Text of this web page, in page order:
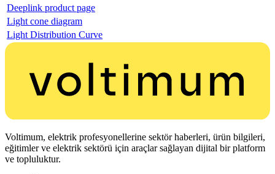
Deeplink product page
Light cone diagram
Light Distribution Curve
Voltimum, elektrik profesyonellerine sektör haberleri, ürün bilgileri,
eğitimler ve elektrik sektörü için araçlar sağlayan dijital bir platform
ve topluluktur.